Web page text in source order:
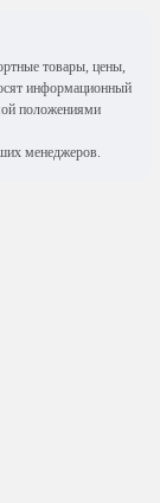
товары, цены,
информационный
положениями
менеджеров.